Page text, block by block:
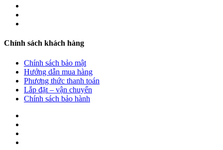
Chính sách khách hàng
Chính sách bảo mật
Hướng dẫn mua hàng
Phương thức thanh toán
Lắp đặt – vận chuyển
Chính sách bảo hành